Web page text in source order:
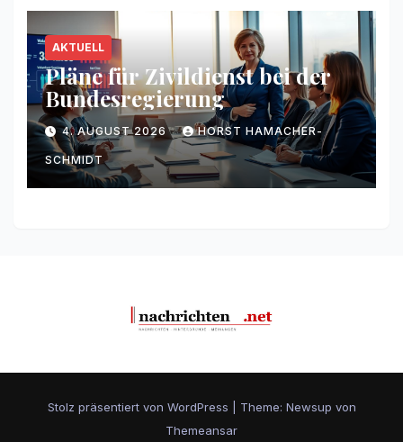
AKTUELL
Pläne für Zivildienst bei der
Bundesregierung
4. AUGUST 2026 HORST HAMACHER-
SCHMIDT
Stolz präsentiert von WordPress
Theme: Newsup von
Themeansar